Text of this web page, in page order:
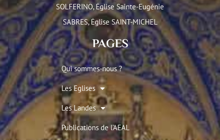
SOLFERINO, Église Sainte-Eugénie
SABRES, Église SAINT-MICHEL
PAGES
Qui sommes-nous ?
Les Eglises
Les Landes
Publications de l’AEAL